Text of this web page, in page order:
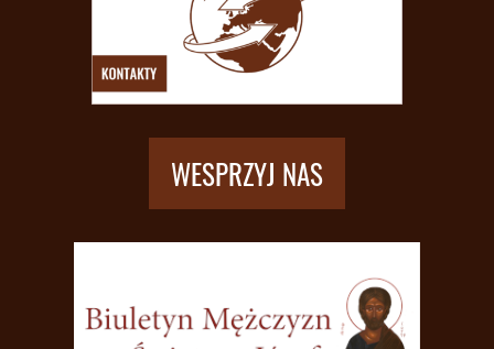
WESPRZYJ NAS